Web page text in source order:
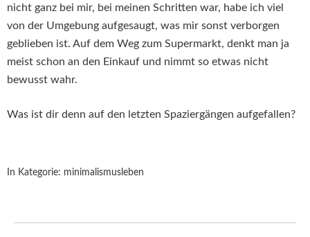
nicht ganz bei mir, bei meinen Schritten war, habe ich viel
von der Umgebung aufgesaugt, was mir sonst verborgen
geblieben ist. Auf dem Weg zum Supermarkt, denkt man ja
meist schon an den Einkauf und nimmt so etwas nicht
bewusst wahr.
Was ist dir denn auf den letzten Spaziergängen aufgefallen?
In Kategorie: minimalismusleben